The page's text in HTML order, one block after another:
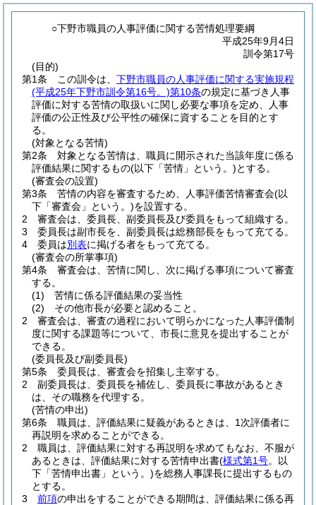
○下野市職員の人事評価に関する苦情処理要綱
平成25年9月4日
訓令第17号
(目的)
第1条
この訓令は、 下野市職員の人事評価に関する実施規程
(平成25年下野市訓令第16号。)第10条の規定に基づき人事
評価に対する苦情の取扱いに関し必要な事項を定め、人事
評価の公正性及び公平性の確保に資することを目的とす
る。
(対象となる苦情)
第2条
対象となる苦情は、職員に開示された当該年度に係る
評価結果に関するもの(以下「苦情」という。)とする。
(審査会の設置)
第3条
苦情の内容を審査するため、人事評価苦情審査会(以
下「審査会」という。)を設置する。
2
審査会は、委員長、副委員長及び委員をもって組織する。
3
委員長は副市長を、副委員長は総務部長をもって充てる。
4
委員は別表に掲げる者をもって充てる。
(審査会の所掌事項)
第4条
審査会は、苦情に関し、次に掲げる事項について審査
する。
(1)
苦情に係る評価結果の妥当性
(2)
その他市長が必要と認めること。
2
審査会は、審査の過程において明らかになった人事評価制
度に関する課題等について、市長に意見を提出することが
できる。
(委員長及び副委員長)
第5条
委員長は、審査会を招集し主宰する。
2
副委員長は、委員長を補佐し、委員長に事故があるとき
は、その職務を代理する。
(苦情の申出)
第6条
職員は、評価結果に疑義があるときは、1次評価者に
再説明を求めることができる。
2
職員は、評価結果に対する再説明を求めてもなお、不服が
あるときは、評価結果に対する苦情申出書(様式第1号。以
下「苦情申出書」という。)を総務人事課長に提出するもの
とする。
3
前項の申出をすることができる期間は、評価結果に係る再